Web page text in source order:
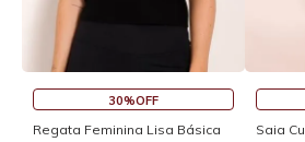
30%OFF
Regata Feminina Lisa Básica
Saia